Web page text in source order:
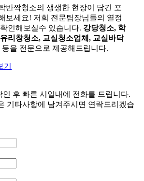
반짝청소의 생생한 현장이 담긴 포
보세요! 저희 전문팀장님들의 열정
인해보실수 있습니다. 강당청소, 학
리창청소, 교실청소업체, 교실바닥
등을 전문으로 제공해드립니다.
후 빠른 시일내에 전화를 드립니다.
기타사항에 남겨주시면 연락드리겠습